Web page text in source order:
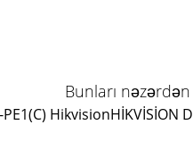
Bunları
HikvisionHİKVİSİON